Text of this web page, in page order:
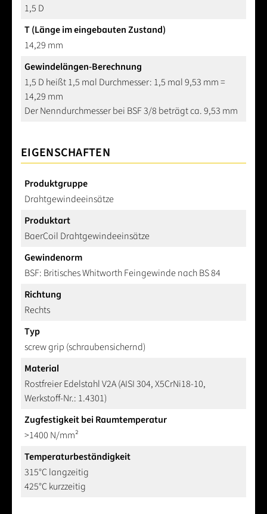
1,5 D
T (Länge im eingebauten Zustand)
14,29 mm
Gewindelängen-Berechnung
1,5 D heißt 1,5 mal Durchmesser: 1,5 mal 9,53 mm =
14,29 mm
Der Nenndurchmesser bei BSF 3/8 beträgt ca. 9,53 mm
EIGENSCHAFTEN
Produktgruppe
Drahtgewindeeinsätze
Produktart
BaerCoil Drahtgewindeeinsätze
Gewindenorm
BSF: Britisches Whitworth Feingewinde nach BS 84
Richtung
Rechts
Typ
screw grip (schraubensichernd)
Material
Rostfreier Edelstahl V2A (AISI 304, X5CrNi18-10,
Werkstoff-Nr.: 1.4301)
Zugfestigkeit bei Raumtemperatur
>1400 N/mm²
Temperaturbeständigkeit
315°C langzeitig
425°C kurzzeitig